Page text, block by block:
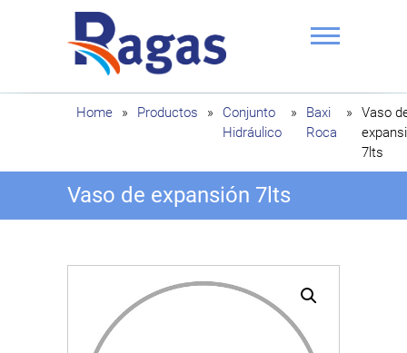
Ragas
Home » Productos »
Conjunto
Hidráulico
»
Baxi
Roca
»
Vaso
7lts
Vaso de expansión 7lts